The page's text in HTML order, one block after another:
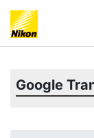
Google